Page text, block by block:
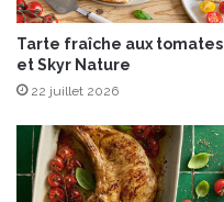
Tarte fraîche aux tomates
et Skyr Nature
22 juillet 2026